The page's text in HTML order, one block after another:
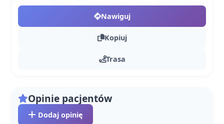
Nawiguj
Kopiuj
Trasa
Opinie pacjentów
Dodaj opinię